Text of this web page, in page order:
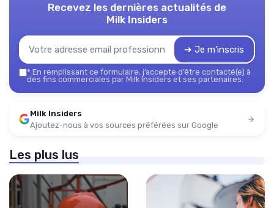
Recevez les dernières actualités de
Milk Insiders
➔ Je m'inscris
* En remplissant ce formulaire, j’accepte d’être contacté(e) à
des fins commerciales par Milk Insiders et ses partenaires.
Milk Insiders
Ajoutez-nous à vos sources préférées sur Google
Les plus lus